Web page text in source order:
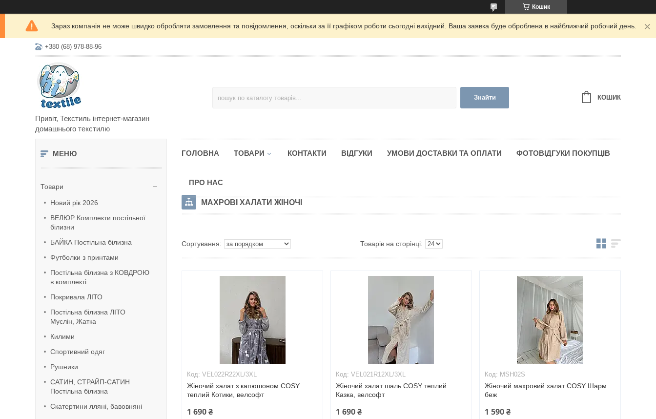
Кошик
Зараз компанія не може швидко обробляти замовлення та повідомлення, оскільки за її графіком роботи сьогодні вихідний. Ваша заявка буде оброблена в найближчий робочий день.
+380 (68) 978-88-96
Привіт, Текстиль інтернет-магазин
домашнього текстилю
Знайти КОШИК
Товари
Новий рік 2026
ВЕЛЮР Комплекти постільної
білизни
БАЙКА Постільна білизна
Футболки з принтами
Постільна білизна з КОВДРОЮ
в комплекті
Покривала ЛІТО
Постільна білизна ЛІТО
Муслін, Жатка
Килими
Спортивний одяг
Рушники
САТИН, СТРАЙП-САТИН
Постільна білизна
Скатертини лляні, бавовняні
ГОЛОВНА ТОВАРИ КОНТАКТИ ВІДГУКИ УМОВИ ДОСТАВКИ ТА ОПЛАТИ ФОТОВІДГУКИ ПОКУПЦІВ
ПРО НАС
МАХРОВІ ХАЛАТИ ЖІНОЧІ
VEL022R22XL/3XL
Жіночий халат з капюшоном COSY
теплий Котики, велсофт
1 690 ₴
VEL021R12XL/3XL
Жіночий халат шаль COSY теплий
Казка, велсофт
1 690 ₴
MSH02S
Жіночий махровий халат COSY Шарм
беж
1 590 ₴